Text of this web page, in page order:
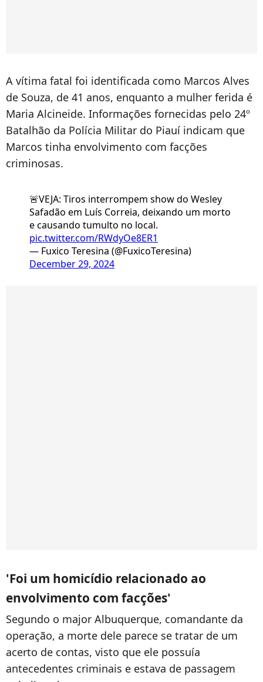
A vítima fatal foi identificada como Marcos Alves
de Souza, de 41 anos, enquanto a mulher ferida é
Maria Alcineide. Informações fornecidas pelo 24º
Batalhão da Polícia Militar do Piauí indicam que
Marcos tinha envolvimento com facções
criminosas.
🚨VEJA: Tiros interrompem show do Wesley
Safadão em Luís Correia, deixando um morto
e causando tumulto no local.
pic.twitter.com/RWdyOe8ER1
— Fuxico Teresina (@FuxicoTeresina)
December 29, 2024
'Foi um homicídio relacionado ao
envolvimento com facções'
Segundo o major Albuquerque, comandante da
operação, a morte dele parece se tratar de um
acerto de contas, visto que ele possuía
antecedentes criminais e estava de passagem